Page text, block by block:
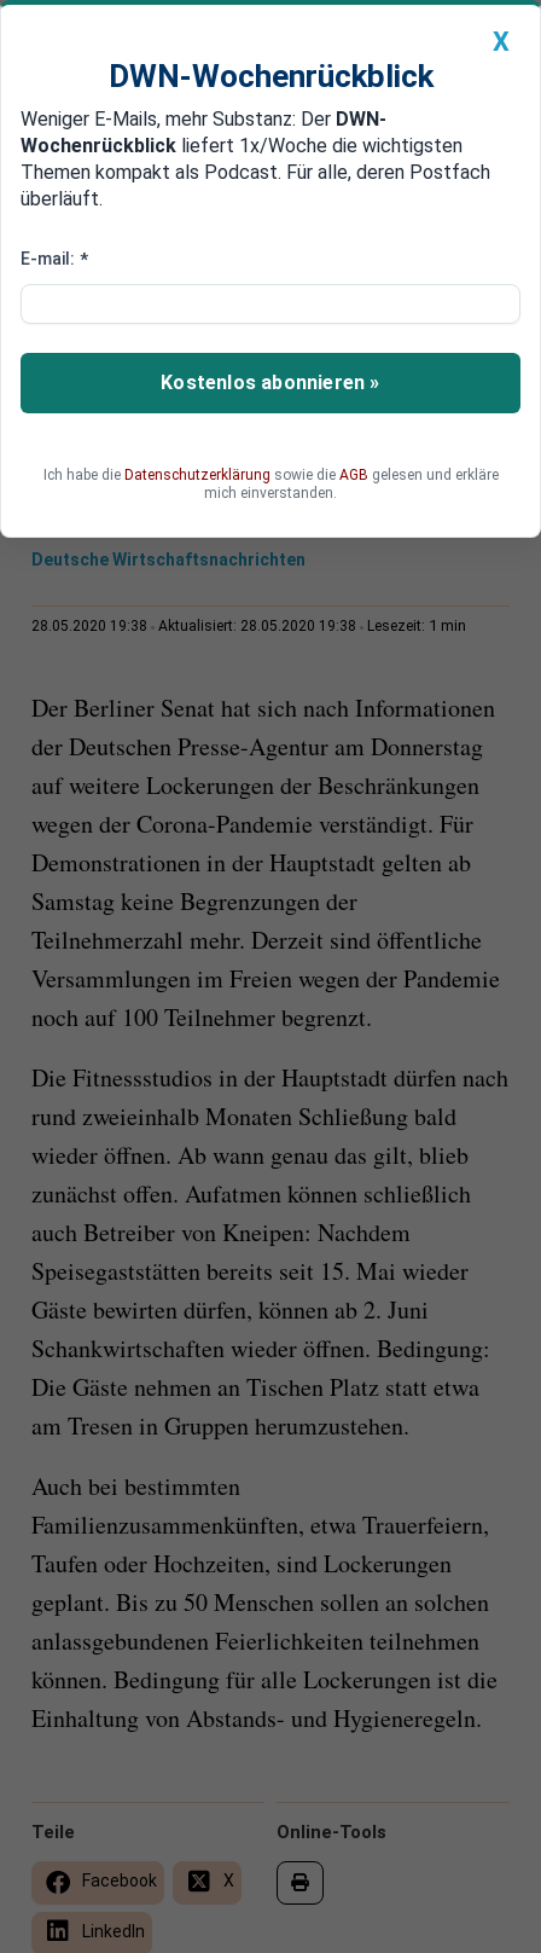
Newsticker MEIN DWN: Geldanlage Premium
Edelmetalle DWN-Magazin China
Berlin hebt
Demos auf
Der Berliner Senat hat die Teilnehmerbegrenzung
bei Demos aufgehoben. Kneipen dürfen auch
Deutsche Wirtschaftsnachrichten
28.05.2020 19:38 Aktualisiert: 28.05.2020 19:38 Lesezeit: 1 min
Der Berliner Senat hat sich nach Informationen
der Deutschen Presse-Agentur am Donnerstag
auf weitere Lockerungen der Beschränkungen
wegen der Corona-Pandemie verständigt. Für
Demonstrationen in der Hauptstadt gelten ab
Samstag keine Begrenzungen der
Teilnehmerzahl mehr. Derzeit sind öffentliche
Versammlungen im Freien wegen der Pandemie
noch auf 100 Teilnehmer begrenzt.
Die Fitnessstudios in der Hauptstadt dürfen nach
rund zweieinhalb Monaten Schließung bald
wieder öffnen. Ab wann genau das gilt, blieb
zunächst offen. Aufatmen können schließlich
auch Betreiber von Kneipen: Nachdem
Speisegaststätten bereits seit 15. Mai wieder
Gäste bewirten dürfen, können ab 2. Juni
Schankwirtschaften wieder öffnen. Bedingung:
Die Gäste nehmen an Tischen Platz statt etwa
am Tresen in Gruppen herumzustehen.
Auch bei bestimmten
Familienzusammenkünften, etwa Trauerfeiern,
Taufen oder Hochzeiten, sind Lockerungen
geplant. Bis zu 50 Menschen sollen an solchen
anlassgebundenen Feierlichkeiten teilnehmen
können. Bedingung für alle Lockerungen ist die
Einhaltung von Abstands- und Hygieneregeln.
Online-Tools
Teile
Facebook X
LinkedIn
X
DWN-Wochenrückblick
Weniger E-Mails, mehr Substanz: Der DWN-
Wochenrückblick liefert 1x/Woche die wichtigsten
Themen kompakt als Podcast. Für alle, deren Postfach
überläuft.
E-mail: *
Kostenlos abonnieren »
Ich habe die Datenschutzerklärung sowie die AGB gelesen und erkläre
mich einverstanden.